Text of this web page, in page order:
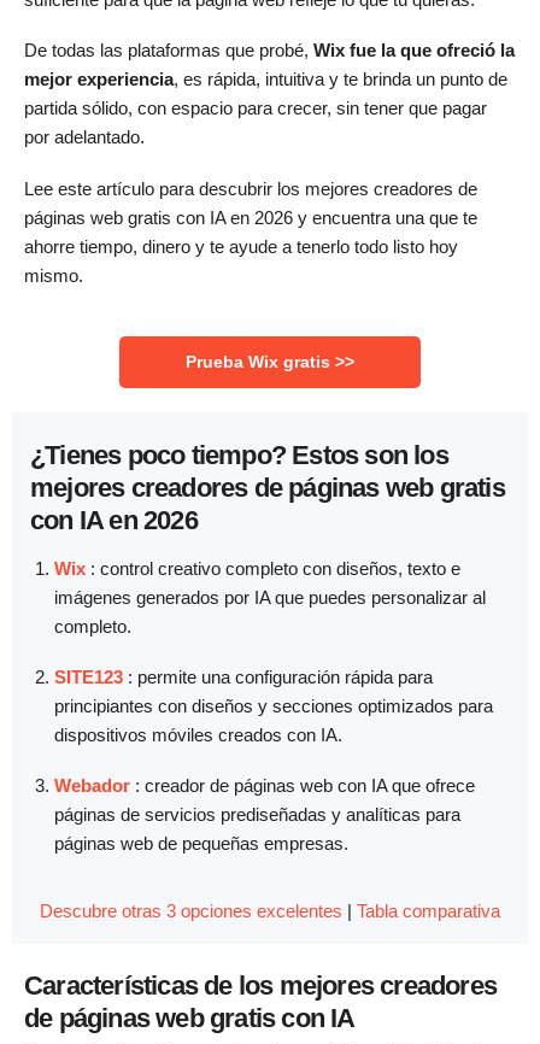
De todas las plataformas que probé, Wix fue la que ofreció la
mejor experiencia, es rápida, intuitiva y te brinda un punto de
partida sólido, con espacio para crecer, sin tener que pagar
por adelantado.
Lee este artículo para descubrir los mejores creadores de
páginas web gratis con IA en 2026 y encuentra una que te
ahorre tiempo, dinero y te ayude a tenerlo todo listo hoy
mismo.
Prueba Wix gratis >>
¿Tienes poco tiempo? Estos son los
mejores creadores de páginas web gratis
con IA en 2026
Wix : control creativo completo con diseños, texto e
imágenes generados por IA que puedes personalizar al
completo.
SITE123 : permite una configuración rápida para
principiantes con diseños y secciones optimizados para
dispositivos móviles creados con IA.
Webador : creador de páginas web con IA que ofrece
páginas de servicios prediseñadas y analíticas para
páginas web de pequeñas empresas.
Descubre otras 3 opciones excelentes | Tabla comparativa
Características de los mejores creadores
de páginas web gratis con IA